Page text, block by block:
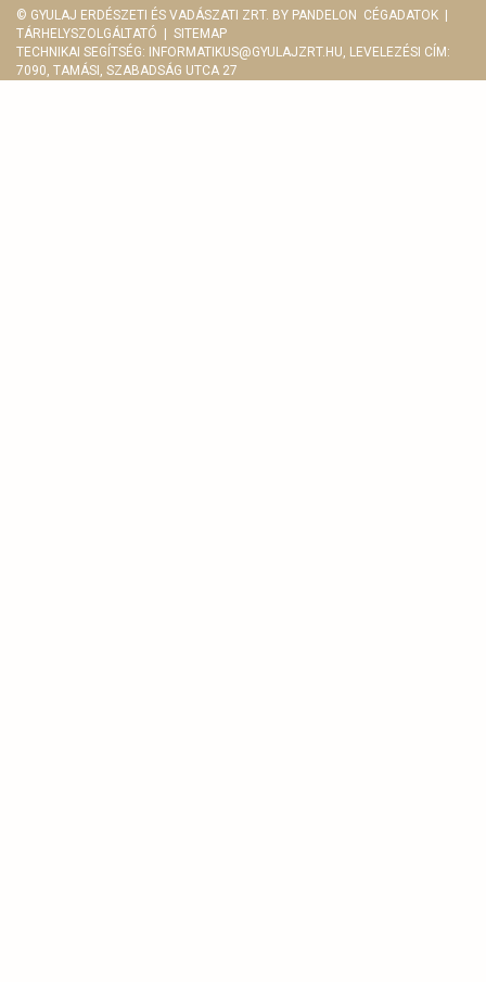
© GYULAJ ERDÉSZETI ÉS VADÁSZATI ZRT. BY PANDELON CÉGADATOK
TÁRHELYSZOLGÁLTATÓ
SITEMAP
TECHNIKAI SEGÍTSÉG:
INFORMATIKUS@GYULAJZRT.HU, LEVELEZÉSI CÍM:
7090, TAMÁSI, SZABADSÁG UTCA 27